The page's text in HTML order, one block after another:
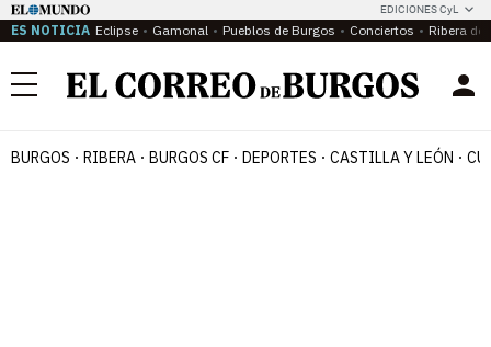
EDICIONES CyL
ES NOTICIA Eclipse Gamonal Pueblos de Burgos Conciertos Ribera del
Menú
BURGOS RIBERA BURGOS CF DEPORTES CASTILLA Y LEÓN